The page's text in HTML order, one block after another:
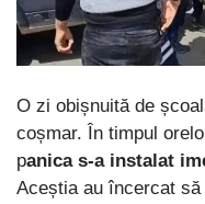
O zi obișnuită de
coșmar. În timpul
panica s-a instalat
Aceștia au încercat